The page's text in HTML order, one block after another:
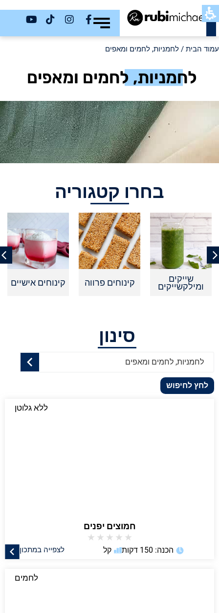
כשר
עמוד הבית / לחמניות, לחמים ומאפים
לחמניות, לחמים ומאפים
בחרו קטגוריה
שייקים
ומילקשייקים קינוחים פרווה קינוחים אישיים
סינון
לחמניות, לחמים ומאפים
לחץ לחיפוש
ללא גלוטן
חמוצים יפנים
★
★
★
★
★
לצפייה במתכון הכנה: 150 דקות קל
לחמים